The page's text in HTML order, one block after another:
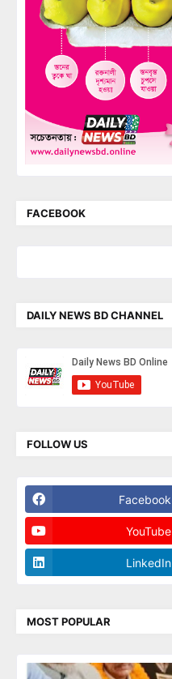
FACEBOOK
DAILY NEWS BD CHANNEL
FOLLOW US
Facebook
YouTube
LinkedIn
MOST POPULAR